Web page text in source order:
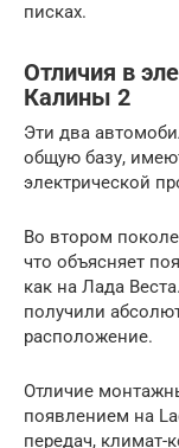
писках.
Отличия в
Калины 2
Эти два
общую базу,
электрической
Во втором
что объясняет
как на Лада
получили
расположение.
Отличие
появлением на
передач, климат-